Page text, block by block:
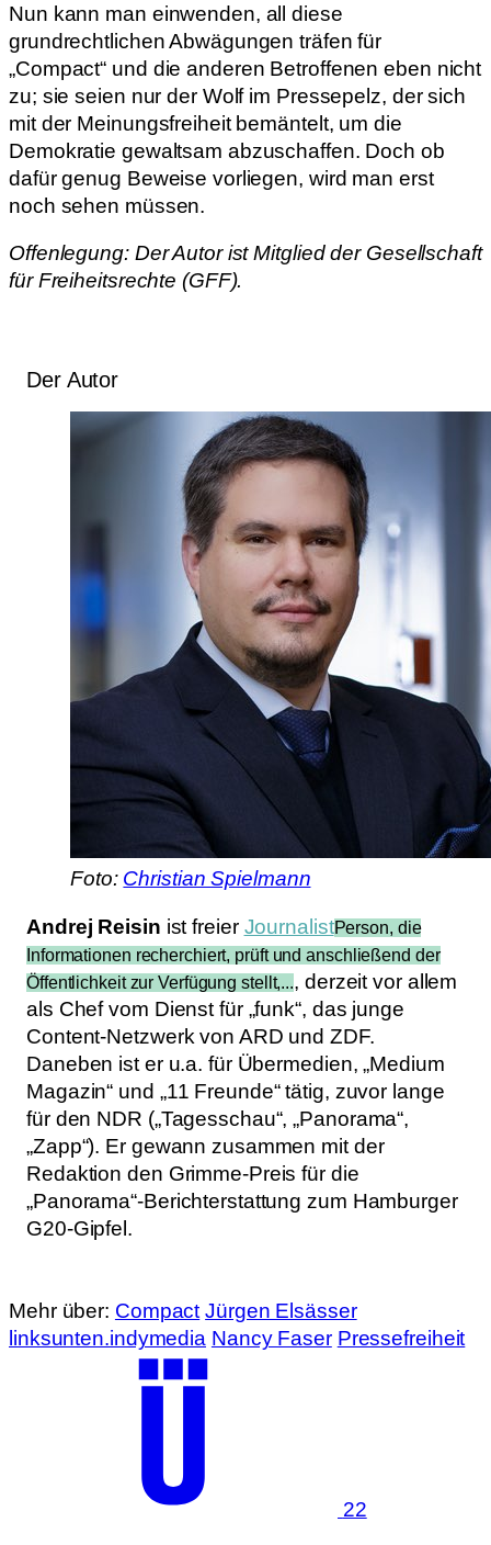
Nun kann man einwenden, all diese
grundrechtlichen Abwägungen träfen für
„Compact“ und die anderen Betroffenen eben nicht
zu; sie seien nur der Wolf im Pressepelz, der sich
mit der Meinungsfreiheit bemäntelt, um die
Demokratie gewaltsam abzuschaffen. Doch ob
dafür genug Beweise vorliegen, wird man erst
noch sehen müssen.
Offenlegung: Der Autor ist Mitglied der Gesellschaft
für Freiheitsrechte (GFF).
Der Autor
Foto: Christian Spielmann
Andrej Reisin ist freier JournalistPerson, die
Informationen recherchiert, prüft und anschließend der
Öffentlichkeit zur Verfügung stellt,..., derzeit vor allem
als Chef vom Dienst für „funk“, das junge
Content-Netzwerk von ARD und ZDF.
Daneben ist er u.a. für Übermedien, „Medium
Magazin“ und „11 Freunde“ tätig, zuvor lange
für den NDR („Tagesschau“, „Panorama“,
„Zapp“). Er gewann zusammen mit der
Redaktion den Grimme-Preis für die
„Panorama“-Berichterstattung zum Hamburger
G20-Gipfel.
Mehr über: Compact Jürgen Elsässer
linksunten.indymedia Nancy Faser Pressefreiheit
22